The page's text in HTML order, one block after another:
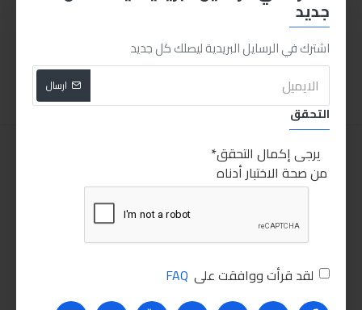
جديد
اشترك في الرسايل البريدية ليصلك كل جديد
ارسال
التحقق
يرجى إكمال التحقق
من صحة الاختبار أدناه
لقد قرأت ووافقت على FAQ
110.00LE
اضافة للسلة اضافة للسلة